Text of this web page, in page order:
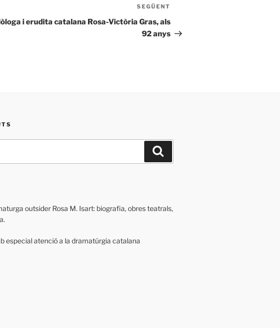
següent
SEGÜENT
i erudita catalana Rosa-Victòria Gras, als
92 anys
outsider Rosa M. Isart: biografia, obres teatrals,
especial atenció a la dramatúrgia catalana